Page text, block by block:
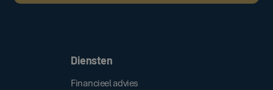
Diensten
Financieel advies